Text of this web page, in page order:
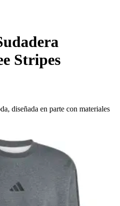
Stripes
diseñada en parte con materiales